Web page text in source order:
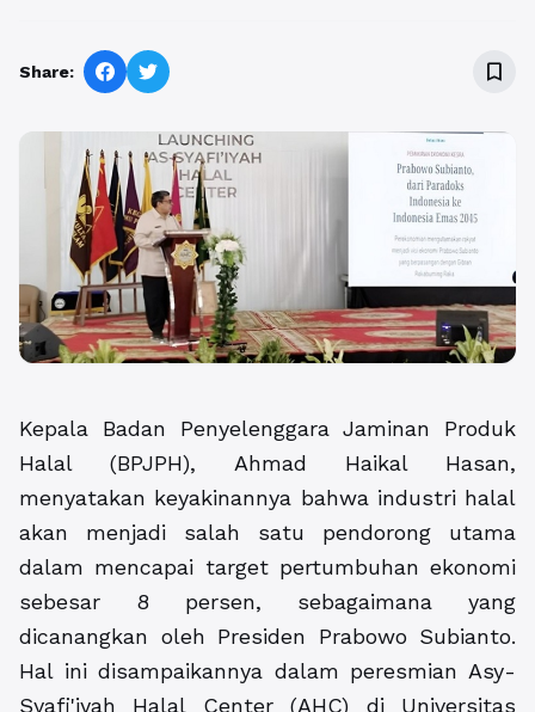
Share: bookmark_border
Kepala Badan Penyelenggara Jaminan Produk
Halal (BPJPH), Ahmad Haikal Hasan,
menyatakan keyakinannya bahwa industri halal
akan menjadi salah satu pendorong utama
dalam mencapai target pertumbuhan ekonomi
sebesar 8 persen, sebagaimana yang
dicanangkan oleh Presiden Prabowo Subianto.
Hal ini disampaikannya dalam peresmian Asy-
Syafi'iyah Halal Center (AHC) di Universitas